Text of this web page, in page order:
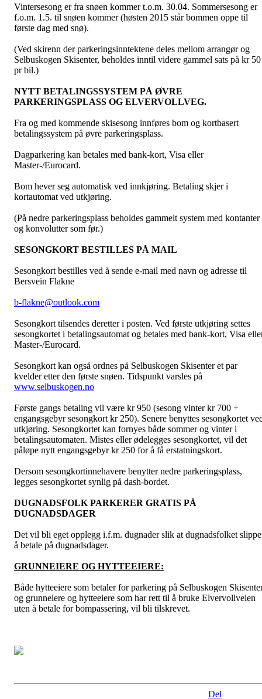
Vintersesong er fra snøen kommer t.o.m. 30.04. Sommersesong er
f.o.m. 1.5. til snøen kommer (høsten 2015 står bommen oppe til
første dag med snø).
(Ved skirenn der parkeringsinntektene deles mellom arrangør og
Selbuskogen Skisenter, beholdes inntil videre gammel sats på kr 50
pr bil.)
NYTT BETALINGSSYSTEM PÅ ØVRE
PARKERINGSPLASS OG ELVERVOLLVEG.
Fra og med kommende skisesong innføres bom og kortbasert
betalingssystem på øvre parkeringsplass.
Dagparkering kan betales med bank-kort, Visa eller
Master-/Eurocard.
Bom hever seg automatisk ved innkjøring. Betaling skjer i
kortautomat ved utkjøring.
(På nedre parkeringsplass beholdes gammelt system med kontanter
og konvolutter som før.)
SESONGKORT BESTILLES PÅ MAIL
Sesongkort bestilles ved å sende e-mail med navn og adresse til
Bersvein Flakne
b-flakne@outlook.com
Sesongkort tilsendes deretter i posten. Ved første utkjøring settes
sesongkortet i betalingsautomat og betales med bank-kort, Visa
Master-/Eurocard.
Sesongkort kan også ordnes på Selbuskogen Skisenter et par
kvelder etter den første snøen. Tidspunkt varsles på
www.selbuskogen.no
Første gangs betaling vil være kr 950 (sesong vinter kr 700 +
engangsgebyr sesongkort kr 250). Senere benyttes sesongkortet
utkjøring. Sesongkortet kan fornyes både sommer og vinter i
betalingsautomaten. Mistes eller ødelegges sesongkortet, vil det
påløpe nytt engangsgebyr kr 250 for å få erstatningskort.
Dersom sesongkortinnehavere benytter nedre parkeringsplass,
legges sesongkortet synlig på dash-bordet.
DUGNADSFOLK PARKERER GRATIS PÅ
DUGNADSDAGER
Det vil bli eget opplegg i.f.m. dugnader slik at dugnadsfolket
å betale på dugnadsdager.
GRUNNEIERE OG HYTTEEIERE:
Både hytteeiere som betaler for parkering på Selbuskogen
og grunneiere og hytteeiere som har rett til å bruke Elvervollveien
uten å betale for bompassering, vil bli tilskrevet.
Del